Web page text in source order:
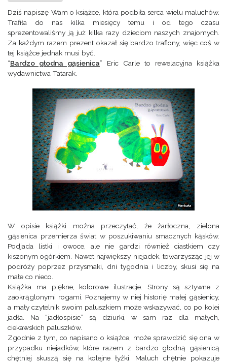
Dziś napiszę Wam o książce, która podbiła serca wielu maluchów.
Trafiła do nas kilka miesięcy temu i od tego czasu
sprezentowaliśmy ją już kilka razy dzieciom naszych znajomych.
Za każdym razem prezent okazał się bardzo trafiony, więc coś w
tej książce jednak musi być.
“Bardzo głodna gąsienica” Eric Carle to rewelacyjna książka
wydawnictwa Tatarak.
W opisie książki można przeczytać, że żarłoczna, zielona
gąsienica przemierza świat w poszukiwaniu smacznych kąsków.
Podjada listki i owoce, ale nie gardzi również ciastkiem czy
kiszonym ogórkiem. Nawet największy niejadek, towarzysząc jej w
podróży poprzez przysmaki, dni tygodnia i liczby, skusi się na
małe co nieco.
Książka ma piękne, kolorowe ilustracje. Strony są sztywne z
zaokrąglonymi rogami. Poznajemy w niej historię małej gąsienicy,
a mały czytelnik swoim paluszkiem może wskazywać, co po kolei
jadła. Na “jadłospisie” są dziurki, w sam raz dla małych,
ciekawskich paluszków.
Zgodnie z tym, co napisano o książce, może sprawdzić się ona w
przypadku niejadków, które razem z bardzo głodną gąsienicą
chętniej skuszą się na kolejne łyżki. Maluch chętnie pokazuje